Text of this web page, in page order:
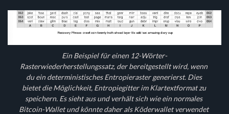
Ein Beispiel für einen 12-Wörter-
Rasterwiederherstellungssatz, der bereitgestellt wird, wenn
du ein deterministisches Entropieraster generierst. Dies
bietet die Möglichkeit, Entropiegitter im Klartextformat zu
speichern. Es sieht aus und verhält sich wie ein normales
Bitcoin-Wallet und könnte daher als Köderwallet verwendet